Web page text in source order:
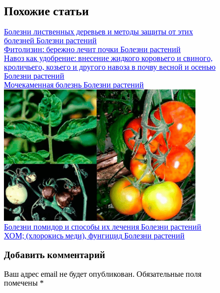
Похожие статьи
Болезни лиственных деревьев и методы защиты от этих
болезней Болезни растений
Фитолизин: бережно лечит почки Болезни растений
Навоз как удобрение: внесение жидкого коровьего и свиного,
кроличьего, козьего и другого навоза в почву весной и осенью
Болезни растений
Мочекаменная болезнь Болезни растений
Болезни помидор и способы их лечения Болезни растений
ХОМ; (хлорокись меди), фунгицид Болезни растений
Добавить комментарий
Ваш адрес email не будет опубликован. Обязательные поля
помечены *